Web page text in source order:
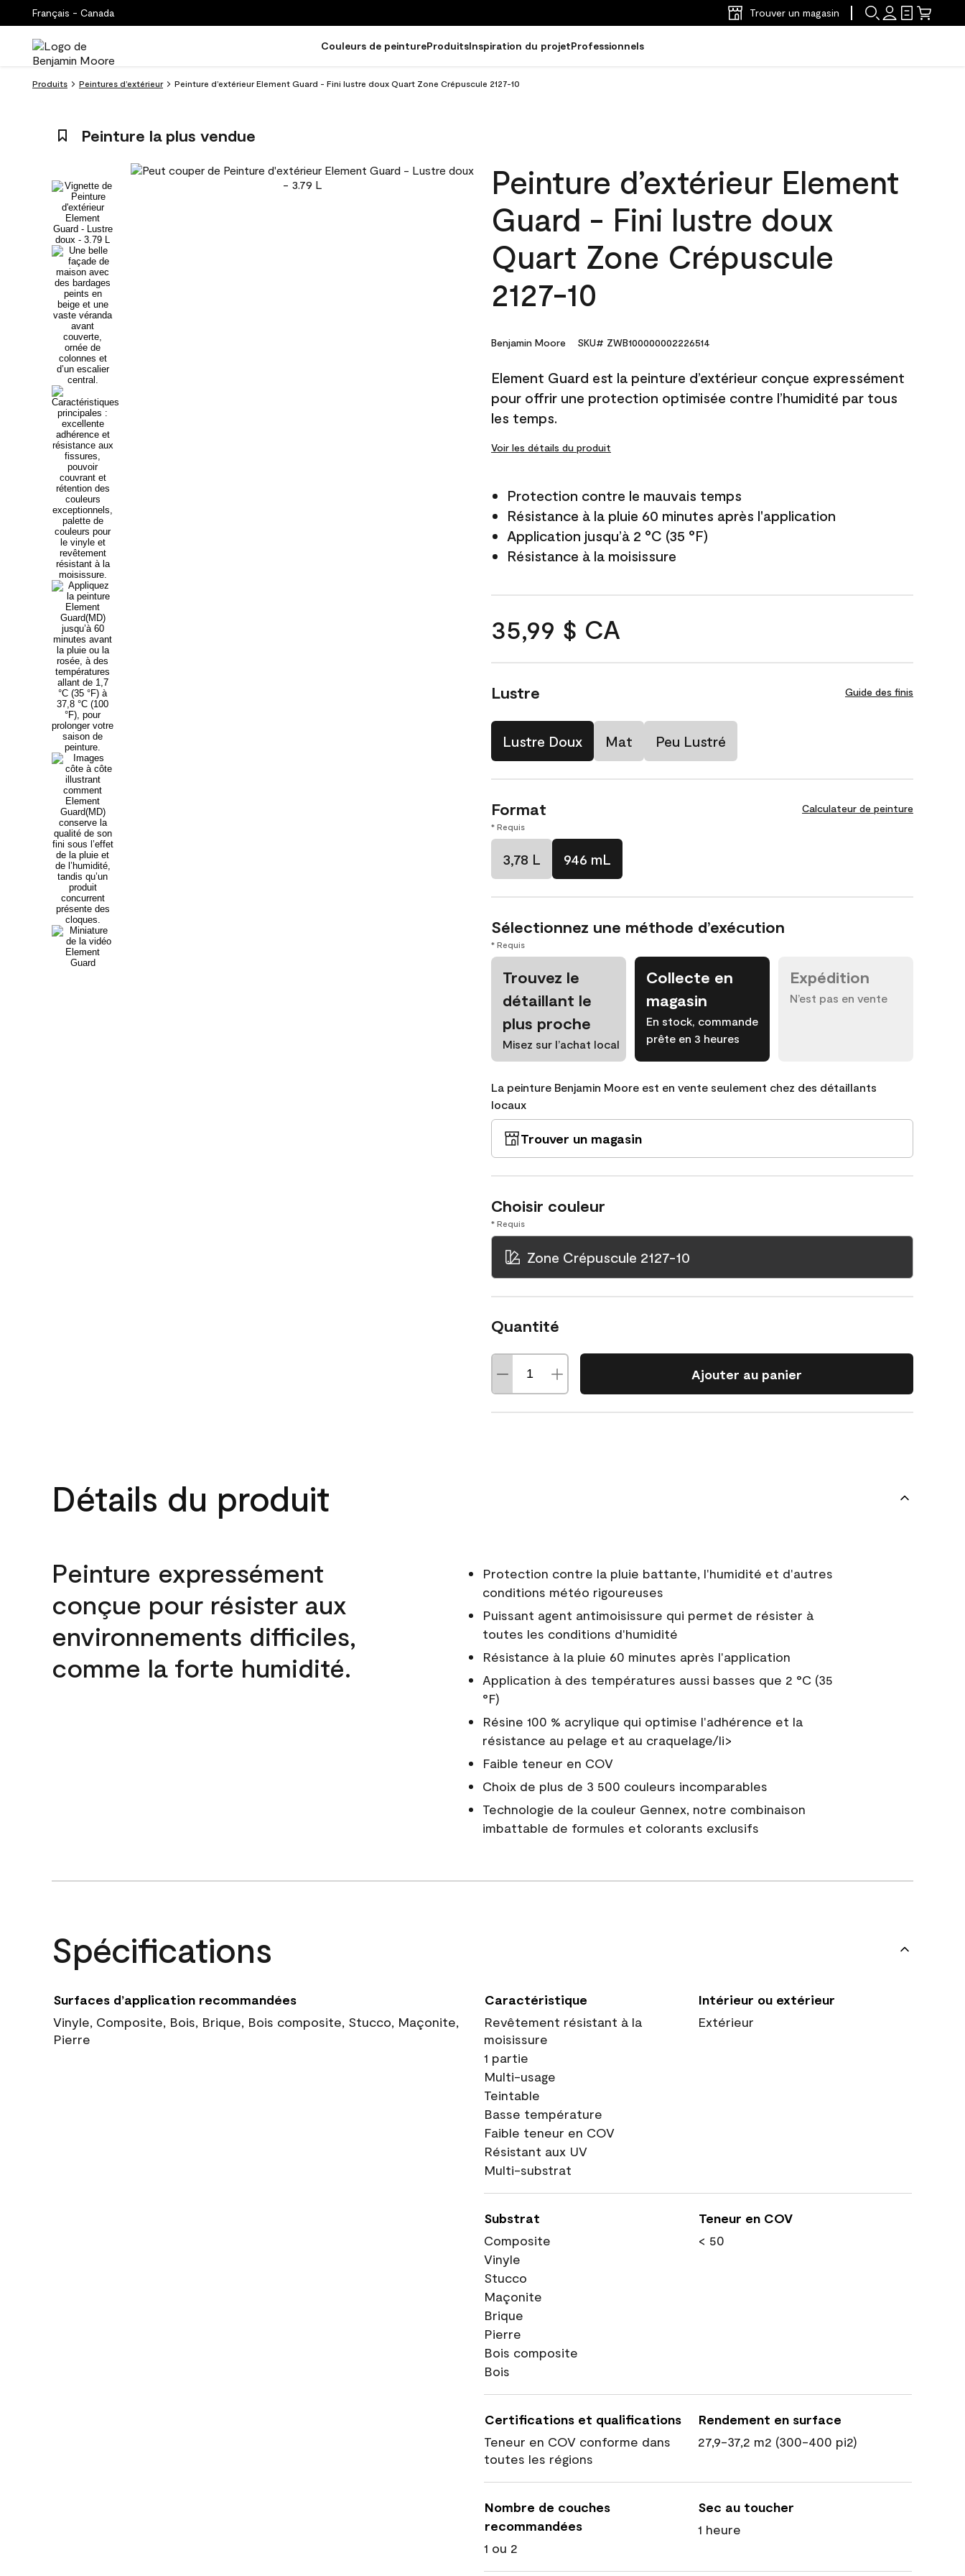
Français - Canada Trouver un magasin
Couleurs de peintureProduitsInspiration du projetProfessionnels
Produits Peintures d’extérieur Peinture d’extérieur Element Guard - Fini lustre doux Quart Zone Crépuscule 2127-10
Peinture la plus vendue
Peinture d’extérieur Element
Guard - Fini lustre doux
Quart Zone Crépuscule
2127-10
Benjamin Moore SKU# ZWB100000002226514
Element Guard est la peinture d’extérieur conçue expressément
pour offrir une protection optimisée contre l’humidité par tous
les temps.
Voir les détails du produit
Protection contre le mauvais temps
Résistance à la pluie 60 minutes après l'application
Application jusqu’à 2 °C (35 °F)
Résistance à la moisissure
35,99 $ CA
Lustre Guide des finis
Lustre Doux Mat Peu Lustré
Format Calculateur de peinture
* Requis
3,78 L 946 mL
Sélectionnez une méthode d’exécution
* Requis
Trouvez le
détaillant le
plus proche
Misez sur l’achat local
Collecte en
magasin
En stock, commande
prête en 3 heures
Expédition
N’est pas en vente
La peinture Benjamin Moore est en vente seulement chez des détaillants
locaux
Trouver un magasin
Choisir couleur
* Requis
Zone Crépuscule 2127-10
Quantité
Ajouter au panier
Détails du produit
Peinture expressément
conçue pour résister aux
environnements difficiles,
comme la forte humidité.
Protection contre la pluie battante, l'humidité et d'autres
conditions météo rigoureuses
Puissant agent antimoisissure qui permet de résister à
toutes les conditions d'humidité
Résistance à la pluie 60 minutes après l'application
Application à des températures aussi basses que 2 °C (35
°F)
Résine 100 % acrylique qui optimise l'adhérence et la
résistance au pelage et au craquelage/li>
Faible teneur en COV
Choix de plus de 3 500 couleurs incomparables
Technologie de la couleur Gennex, notre combinaison
imbattable de formules et colorants exclusifs
Spécifications
Surfaces d’application recommandées
Vinyle, Composite, Bois, Brique, Bois composite, Stucco, Maçonite,
Pierre
Caractéristique
Revêtement résistant à la
moisissure
1 partie
Multi-usage
Teintable
Basse température
Faible teneur en COV
Résistant aux UV
Multi-substrat
Intérieur ou extérieur
Extérieur
Substrat
Composite
Vinyle
Stucco
Maçonite
Brique
Pierre
Bois composite
Bois
Teneur en COV
< 50
Certifications et qualifications
Teneur en COV conforme dans
toutes les régions
Rendement en surface
27,9-37,2 m2 (300-400 pi2)
Nombre de couches
recommandées
1 ou 2
Sec au toucher
1 heure